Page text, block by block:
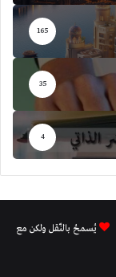
165
35
4
يُسمحُ بالنّقل ولكن مع